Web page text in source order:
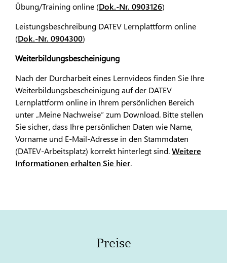
Übung/Training online (Dok.-Nr. 0903126)
Leistungsbeschreibung DATEV Lernplattform online
(Dok.-Nr. 0904300)
Weiterbildungsbescheinigung
Nach der Durcharbeit eines Lernvideos finden Sie Ihre
Weiterbildungsbescheinigung auf der DATEV
Lernplattform online in Ihrem persönlichen Bereich
unter „Meine Nachweise“ zum Download. Bitte stellen
Sie sicher, dass Ihre persönlichen Daten wie Name,
Vorname und E-Mail-Adresse in den Stammdaten
(DATEV-Arbeitsplatz) korrekt hinterlegt sind.Weitere
Informationen erhalten Sie hier.
Preise